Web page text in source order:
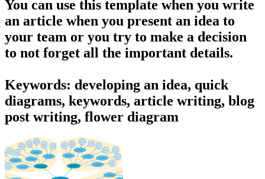
You can use this template when you write
an article when you present an idea to
your team or you try to make a decision
to not forget all the important details.
Keywords: developing an idea, quick
diagrams, keywords, article writing, blog
post writing, flower diagram